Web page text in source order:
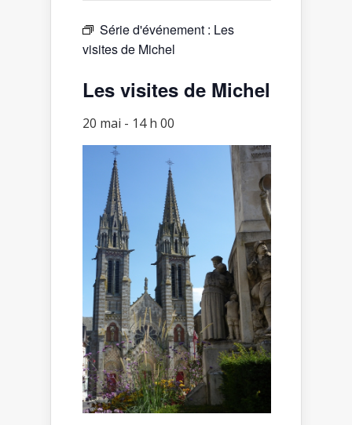
Série d'événement : Les
visites de Michel
Les visites de Michel
20 mai - 14 h 00